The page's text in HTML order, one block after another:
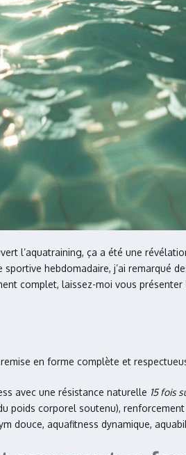
l’aquatraining, ça a été une
hebdomadaire, j’ai remarqué
complet, laissez-moi vous présenter
en forme complète et
avec une résistance naturelle 15 fois
poids corporel soutenu),
douce, aquafitness dynamique,